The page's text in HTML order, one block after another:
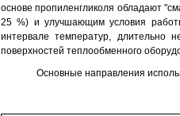
основе пропиленгликоля обладают
25 %) и улучшающим условия
интервале температур, длительно
поверхностей теплообменного
Основные направления